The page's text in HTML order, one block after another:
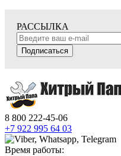
РАССЫЛКА
Подписаться
8 800 222-45-06
+7 922 995 64 03
Время работы: